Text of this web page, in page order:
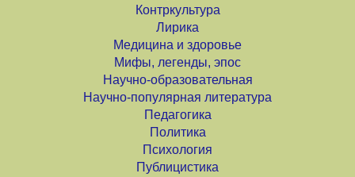
Контркультура
Лирика
Медицина и здоровье
Мифы, легенды, эпос
Научно-образовательная
Научно-популярная литература
Педагогика
Политика
Психология
Публицистика